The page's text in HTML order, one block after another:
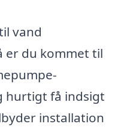
vand
er du kommet til
hurtigt få indsigt
installation